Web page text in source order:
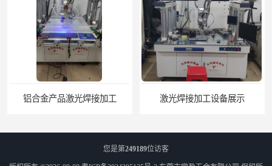
铝合金产品激光焊接加工 激光焊接加工设备展示
您是第249189位访客